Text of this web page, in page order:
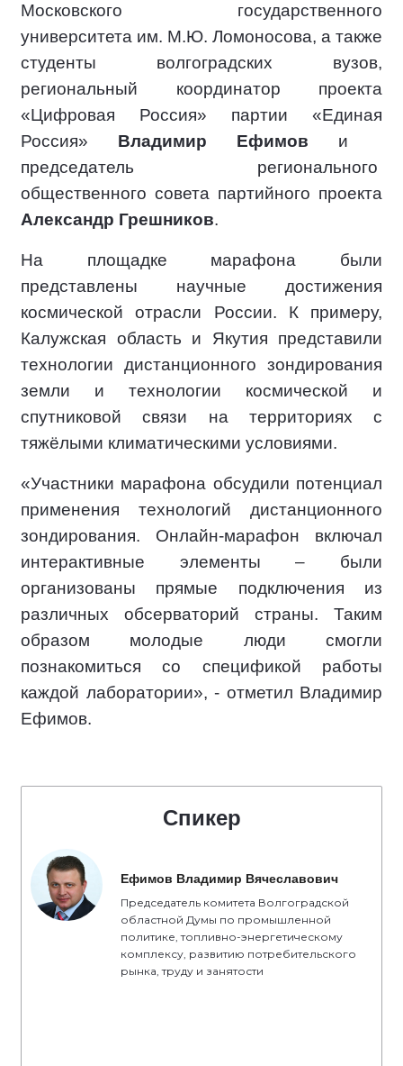
Московского государственного
университета им. М.Ю. Ломоносова, а также
студенты волгоградских вузов,
региональный координатор проекта
«Цифровая Россия» партии «Единая
Россия» Владимир Ефимов и
председатель регионального
общественного совета партийного проекта
Александр Грешников.
На площадке марафона были
представлены научные достижения
космической отрасли России. К примеру,
Калужская область и Якутия представили
технологии дистанционного зондирования
земли и технологии космической и
спутниковой связи на территориях с
тяжёлыми климатическими условиями.
«Участники марафона обсудили потенциал
применения технологий дистанционного
зондирования. Онлайн-марафон включал
интерактивные элементы – были
организованы прямые подключения из
различных обсерваторий страны. Таким
образом молодые люди смогли
познакомиться со спецификой работы
каждой лаборатории», - отметил Владимир
Ефимов.
Спикер
Ефимов Владимир Вячеславович
Председатель комитета Волгоградской
областной Думы по промышленной
политике, топливно-энергетическому
комплексу, развитию потребительского
рынка, труду и занятости